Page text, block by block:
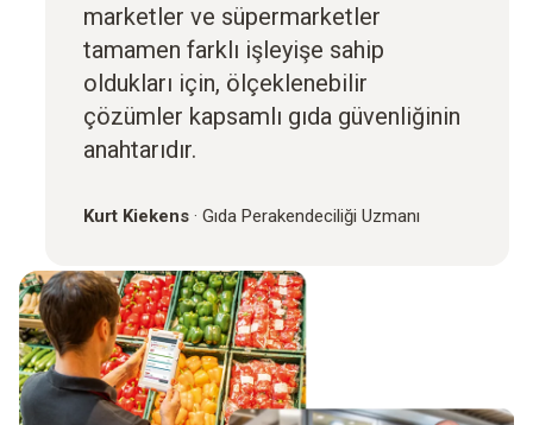
marketler ve süpermarketler
tamamen farklı işleyişe sahip
oldukları için, ölçeklenebilir
çözümler kapsamlı gıda güvenliğinin
anahtarıdır.
Kurt Kiekens · Gıda Perakendeciliği Uzmanı